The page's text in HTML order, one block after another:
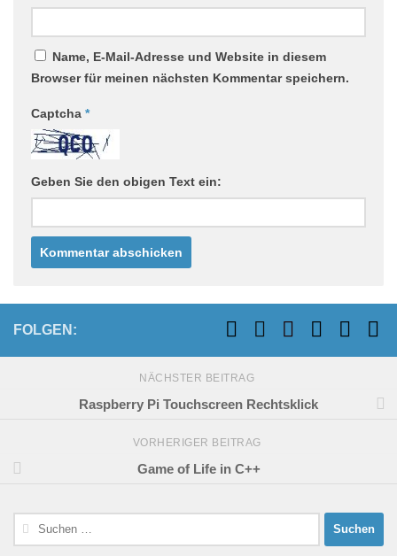
Name, E-Mail-Adresse und Website in diesem
Browser für meinen nächsten Kommentar speichern.
Captcha *
Geben Sie den obigen Text ein:
FOLGEN:
NÄCHSTER BEITRAG
Raspberry Pi Touchscreen Rechtsklick
VORHERIGER BEITRAG
Game of Life in C++
Suchen
nach: